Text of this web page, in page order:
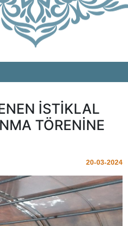
İSTİKLAL
TÖRENİNE
20-03-2024